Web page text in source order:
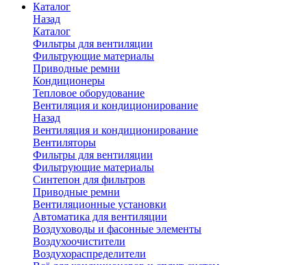
Каталог
Назад
Каталог
Фильтры для вентиляции
Фильтрующие материалы
Приводные ремни
Кондиционеры
Тепловое оборудование
Вентиляция и кондиционирование
Назад
Вентиляция и кондиционирование
Вентиляторы
Фильтры для вентиляции
Фильтрующие материалы
Синтепон для фильтров
Приводные ремни
Вентиляционные установки
Автоматика для вентиляции
Воздуховоды и фасонные элементы
Воздухоочистители
Воздухораспределители